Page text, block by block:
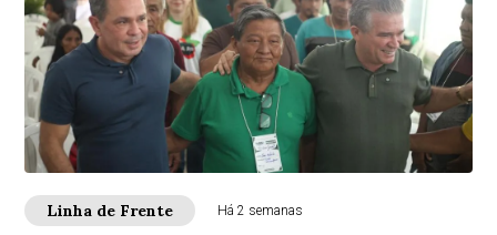
Linha de Frente Há 2 semanas